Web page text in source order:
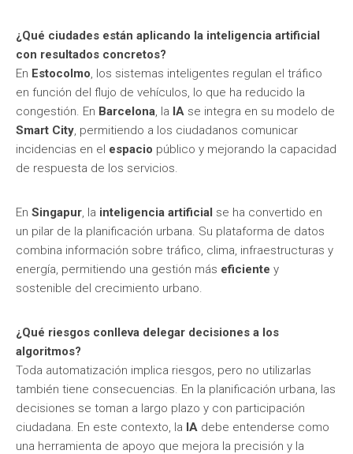
¿Qué ciudades están aplicando la inteligencia artificial
con resultados concretos?
En Estocolmo, los sistemas inteligentes regulan el tráfico
en función del flujo de vehículos, lo que ha reducido la
congestión. En Barcelona, la IA se integra en su modelo de
Smart City, permitiendo a los ciudadanos comunicar
incidencias en el espacio público y mejorando la capacidad
de respuesta de los servicios.
En Singapur, la inteligencia artificial se ha convertido en
un pilar de la planificación urbana. Su plataforma de datos
combina información sobre tráfico, clima, infraestructuras y
energía, permitiendo una gestión más eficiente y
sostenible del crecimiento urbano.
¿Qué riesgos conlleva delegar decisiones a los
algoritmos?
Toda automatización implica riesgos, pero no utilizarlas
también tiene consecuencias. En la planificación urbana, las
decisiones se toman a largo plazo y con participación
ciudadana. En este contexto, la IA debe entenderse como
una herramienta de apoyo que mejora la precisión y la